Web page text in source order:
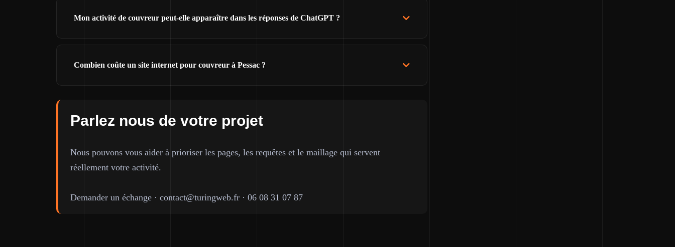
Mon activité de couvreur peut-elle apparaître dans les réponses de ChatGPT ?
Combien coûte un site internet pour couvreur à Pessac ?
Parlez nous de votre projet
Nous pouvons vous aider à prioriser les pages, les requêtes et le maillage qui servent
réellement votre activité.
Demander un échange · contact@turingweb.fr · 06 08 31 07 87